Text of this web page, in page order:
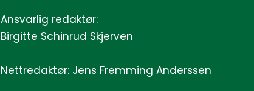
Ansvarlig redaktør:
Birgitte Schinrud Skjerven
Nettredaktør: Jens Fremming Anderssen